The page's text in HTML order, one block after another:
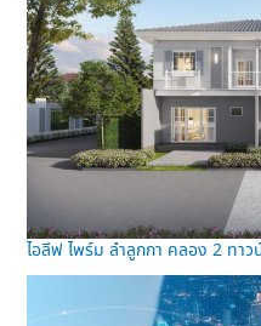
ไอลีฟ ไพร์ม ลำลูกกา คลอง 2 ทาว